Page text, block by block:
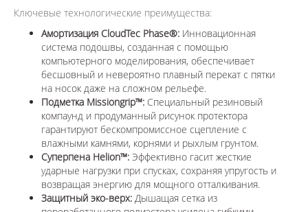
Ключевые технологические преимущества:
Амортизация CloudTec Phase®: Инновационная
система подошвы, созданная с помощью
компьютерного моделирования, обеспечивает
бесшовный и невероятно плавный перекат с пятки
на носок даже на сложном рельефе.
Подметка Missiongrip™: Специальный резиновый
компаунд и продуманный рисунок протектора
гарантируют бескомпромиссное сцепление с
влажными камнями, корнями и рыхлым грунтом.
Суперпена Helion™: Эффективно гасит жесткие
ударные нагрузки при спусках, сохраняя упругость и
возвращая энергию для мощного отталкивания.
Защитный эко-верх: Дышащая сетка из